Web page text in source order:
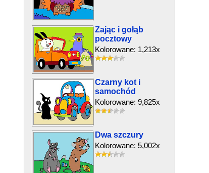
Zając i gołąb
pocztowy
Kolorowane: 1,213x
Czarny kot i
samochód
Kolorowane: 9,825x
Dwa szczury
Kolorowane: 5,002x